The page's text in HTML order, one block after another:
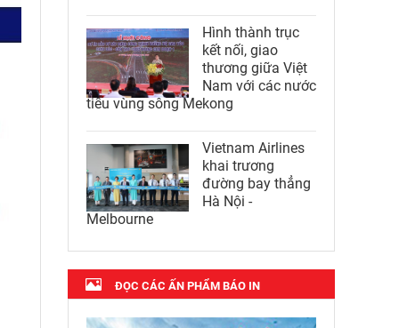
Hình thành trục
kết nối, giao
thương giữa Việt
Nam với các nước
tiểu vùng sông Mekong
Vietnam Airlines
khai trương
đường bay thẳng
Hà Nội -
Melbourne
ĐỌC CÁC ẤN PHẨM BÁO IN